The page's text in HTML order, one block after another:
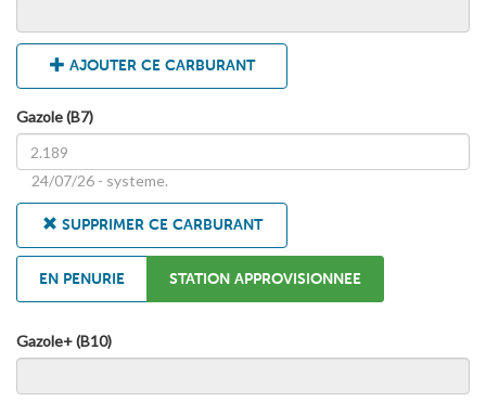
AJOUTER CE CARBURANT
Gazole (B7)
24/07/26 - systeme.
SUPPRIMER CE CARBURANT
EN PENURIE STATION APPROVISIONNEE
Gazole+ (B10)